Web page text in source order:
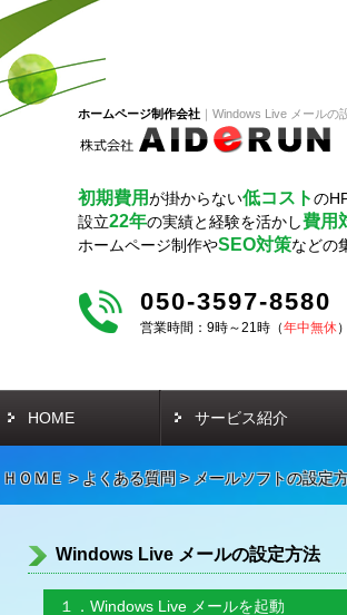
ホームページ制作会社 Windows Live メールの
初期費用が掛からない低コストの
設立22年の実績と経験を活かし費用
ホームページ制作やSEO対策などの
050-3597-8580
営業時間：9時～21時（年中無休）
HOME サービス紹介
ＨＯＭＥ >よくある質問 > メールソフトの設定
Windows Live メールの設定方法
１．Windows Live メールを起動